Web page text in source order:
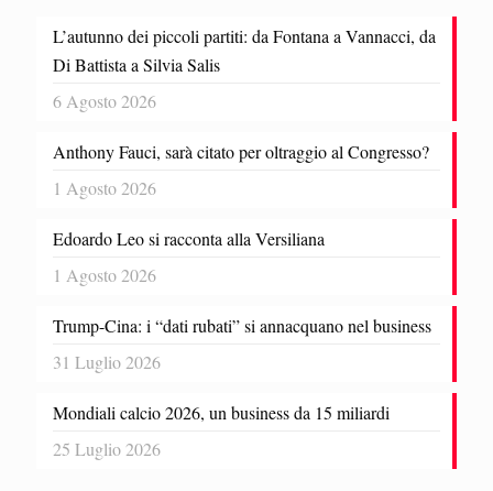
L’autunno dei piccoli partiti: da Fontana a Vannacci, da
Di Battista a Silvia Salis
6 Agosto 2026
Anthony Fauci, sarà citato per oltraggio al Congresso?
1 Agosto 2026
Edoardo Leo si racconta alla Versiliana
1 Agosto 2026
Trump-Cina: i “dati rubati” si annacquano nel business
31 Luglio 2026
Mondiali calcio 2026, un business da 15 miliardi
25 Luglio 2026